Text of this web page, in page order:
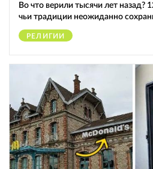
Во что верили тысячи лет назад?
чьи традиции неожиданно
РЕЛИГИИ